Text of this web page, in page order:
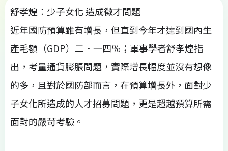
舒孝煌︰少子女化 造成徵才問題
近年國防預算雖有增長，但直到今年才達到國內生
產毛額（GDP）二．一四％；軍事學者舒孝煌指
出，考量通貨膨脹問題，實際增長幅度並沒有想像
的多，且對於國防部而言，在預算增長外，面對少
子女化所造成的人才招募問題，更是超越預算所需
面對的嚴苛考驗。